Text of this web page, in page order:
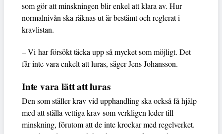
som gör att minskningen blir enkel att klara av. Hur
normalnivån ska räknas ut är bestämt och reglerat i
kravlistan.
– Vi har försökt täcka upp så mycket som möjligt. Det
får inte vara enkelt att luras, säger Jens Johansson.
Inte vara lätt att luras
Den som ställer krav vid upphandling ska också få hjälp
med att ställa vettiga krav som verkligen leder till
minskning, förutom att de inte krockar med regelverket.